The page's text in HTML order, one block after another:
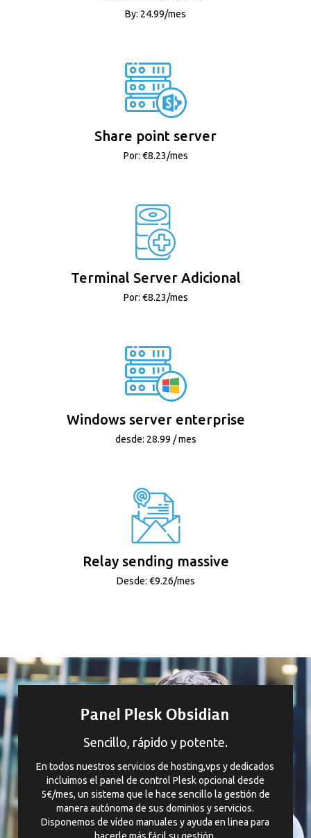
By: 24.99/mes
Share point server
Por: €8.23/mes
Terminal Server Adicional
Por: €8.23/mes
Windows server enterprise
desde: 28.99 / mes
Relay sending massive
Desde: €9.26/mes
Panel Plesk Obsidian
Sencillo, rápido y potente.
En todos nuestros servicios de hosting,vps y dedicados
incluimos el panel de control Plesk opcional desde
5€/mes, un sistema que le hace sencillo la gestión de
manera autónoma de sus dominios y servicios.
Disponemos de vídeo manuales y ayuda en linea para
hacerle más fácil su gestión.